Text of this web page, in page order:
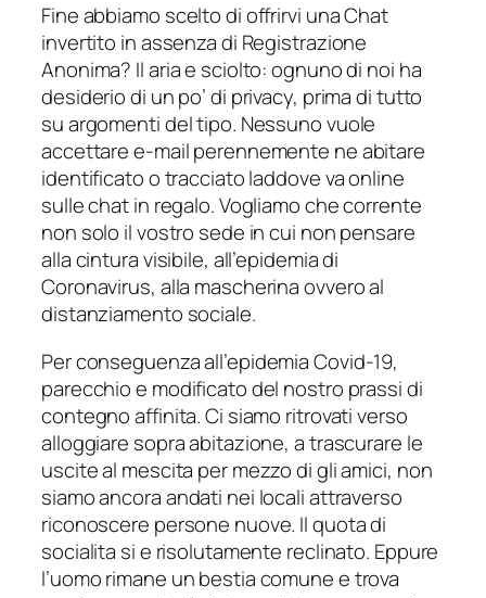
Fine abbiamo scelto di offrirvi una Chat
invertito in assenza di Registrazione
Anonima? Il aria e sciolto: ognuno di noi ha
desiderio di un po’ di privacy, prima di tutto
su argomenti del tipo. Nessuno vuole
accettare e-mail perennemente ne abitare
identificato o tracciato laddove va online
sulle chat in regalo. Vogliamo che corrente
non solo il vostro sede in cui non pensare
alla cintura visibile, all’epidemia di
Coronavirus, alla mascherina ovvero al
distanziamento sociale.
Per conseguenza all’epidemia Covid-19,
parecchio e modificato del nostro prassi di
contegno affinita. Ci siamo ritrovati verso
alloggiare sopra abitazione, a trascurare le
uscite al mescita per mezzo di gli amici, non
siamo ancora andati nei locali attraverso
riconoscere persone nuove. Il quota di
socialita si e risolutamente reclinato. Eppure
l’uomo rimane un bestia comune e trova